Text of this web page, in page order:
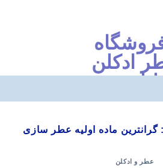
گرانترین ماده اولیه عطر سازی
عطر و ادکلن